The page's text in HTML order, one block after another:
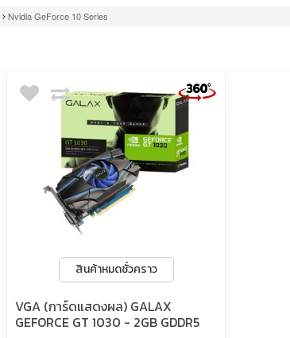
Nvidia GeForce 10 Series
สินค้าหมดชั่วคราว
VGA (การ์ดแสดงผล) GALAX
GEFORCE GT 1030 - 2GB GDDR5